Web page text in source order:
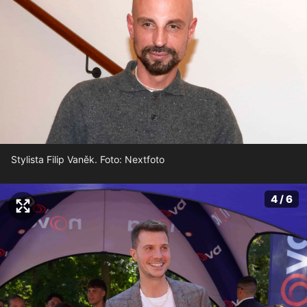
Stylista Filip Vaněk. Foto: Nextfoto
4 / 6